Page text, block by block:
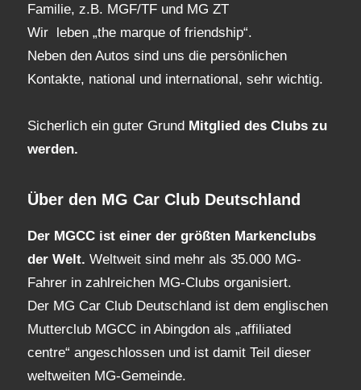
Familie, z.B. MGF/TF und MG ZT
Wir leben „the marque of friendship“.
Neben den Autos sind uns die persönlichen
Kontakte, national und international, sehr wichtig.
Sicherlich ein guter Grund Mitglied des Clubs zu
werden.
Über den MG Car Club Deutschland
Der MGCC ist einer der größten Markenclubs
der Welt. Weltweit sind mehr als 35.000 MG-
Fahrer in zahlreichen MG-Clubs organisiert.
Der MG Car Club Deutschland ist dem englischen
Mutterclub MGCC in Abingdon als „affiliated
centre“ angeschlossen und ist damit Teil dieser
weltweiten MG-Gemeinde.